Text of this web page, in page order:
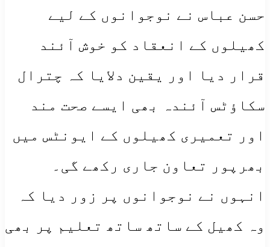
حسن عباس نے نوجوانوں کے لیے
کھیلوں کے انعقاد کو خوش آئند
قرار دیا اور یقین دلایا کہ چترال
سکاؤٹس آئندہ بھی ایسے صحت مند
اور تعمیری کھیلوں کے ایونٹس میں
بھرپور تعاون جاری رکھے گی۔
انہوں نے نوجوانوں پر زور دیا کہ
وہ کھیل کے ساتھ ساتھ تعلیم پر بھی